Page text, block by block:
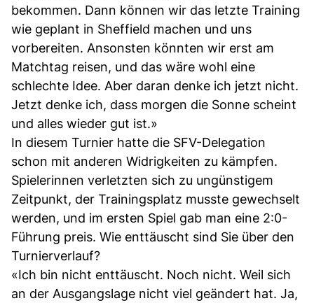
bekommen. Dann können wir das letzte Training
wie geplant in Sheffield machen und uns
vorbereiten. Ansonsten könnten wir erst am
Matchtag reisen, und das wäre wohl eine
schlechte Idee. Aber daran denke ich jetzt nicht.
Jetzt denke ich, dass morgen die Sonne scheint
und alles wieder gut ist.»
In diesem Turnier hatte die SFV-Delegation
schon mit anderen Widrigkeiten zu kämpfen.
Spielerinnen verletzten sich zu ungünstigem
Zeitpunkt, der Trainingsplatz musste gewechselt
werden, und im ersten Spiel gab man eine 2:0-
Führung preis. Wie enttäuscht sind Sie über den
Turnierverlauf?
«Ich bin nicht enttäuscht. Noch nicht. Weil sich
an der Ausgangslage nicht viel geändert hat. Ja,